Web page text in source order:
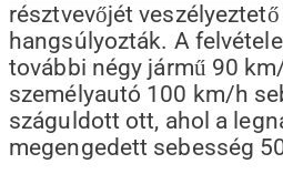
résztvevőjét
hangsúlyozták. A
további négy jármű 90
személyautó 100 km/h
száguldott ott, ahol a
megengedett sebesség